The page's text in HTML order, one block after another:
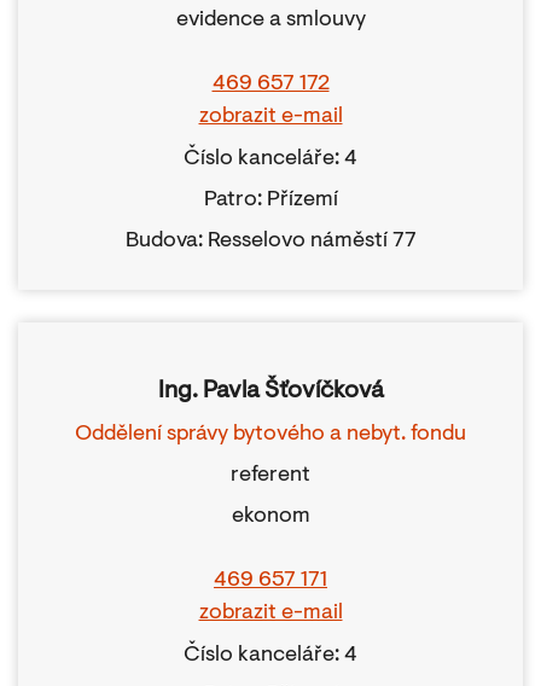
evidence a smlouvy
469 657 172
zobrazit e-mail
Číslo kanceláře: 4
Patro: Přízemí
Budova: Resselovo náměstí 77
Ing. Pavla Šťovíčková
Oddělení správy bytového a nebyt. fondu
referent
ekonom
469 657 171
zobrazit e-mail
Číslo kanceláře: 4